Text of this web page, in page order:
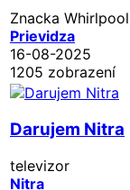
Znacka
Prievidza
16-08-2025
1205 zobrazení
Darujem Nitra
televizor
Nitra